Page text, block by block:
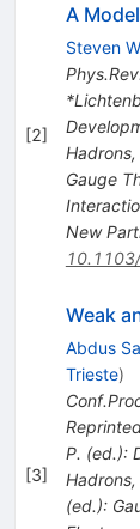
[2]
A
Steven
Gauge
New
[3]
Weak
Abdus
Trieste)
P. (ed.):
(ed.):